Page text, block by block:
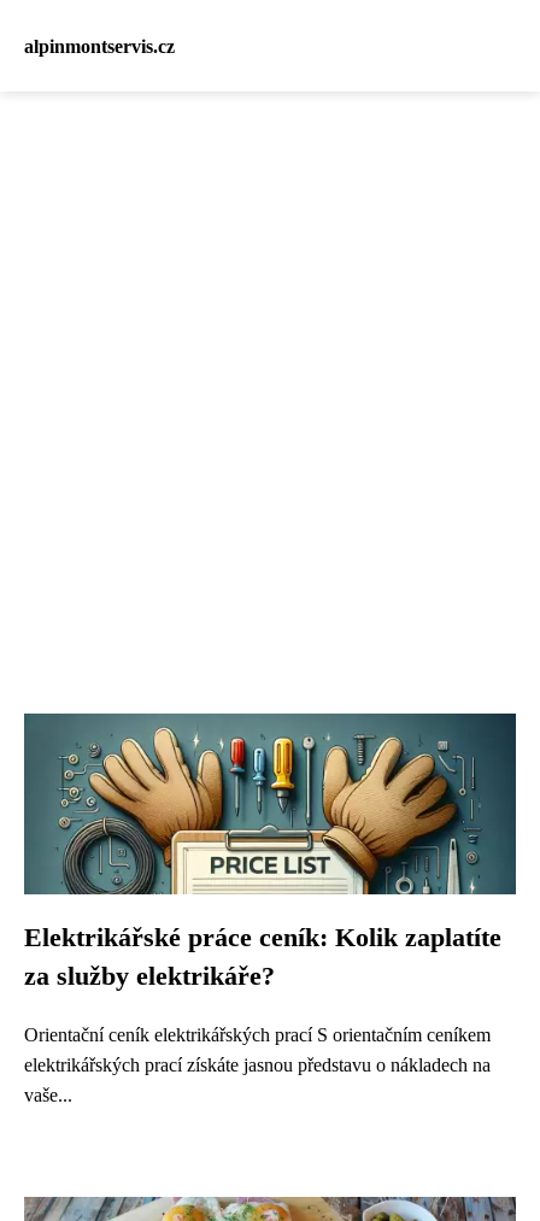
alpinmontservis.cz
Elektrikářské práce ceník: Kolik zaplatíte
za služby elektrikáře?
Orientační ceník elektrikářských prací S orientačním ceníkem
elektrikářských prací získáte jasnou představu o nákladech na
vaše...